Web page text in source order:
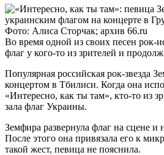
Фото: Алиса Сторчак; архив 66.ru
Во время одной из своих песен рок-
флаг у кого-то из зрителей и
Популярная российская рок-звезда
концертом в Тбилиси. Когда она
«Интересно, как ты там», кто-то из
зала флаг Украины.
Земфира развернула флаг на сцене и
После этого она привязала его к
такой жест, певица не пояснила.